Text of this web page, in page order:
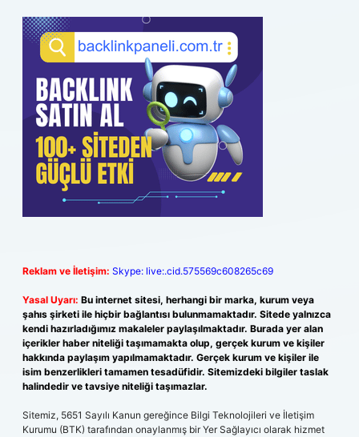
Reklam ve İletişim: Skype: live:.cid.575569c608265c69
Yasal Uyarı: Bu internet sitesi, herhangi bir marka, kurum veya
şahıs şirketi ile hiçbir bağlantısı bulunmamaktadır. Sitede yalnızca
kendi hazırladığımız makaleler paylaşılmaktadır. Burada yer alan
içerikler haber niteliği taşımamakta olup, gerçek kurum ve kişiler
hakkında paylaşım yapılmamaktadır. Gerçek kurum ve kişiler ile
isim benzerlikleri tamamen tesadüfidir. Sitemizdeki bilgiler taslak
halindedir ve tavsiye niteliği taşımazlar.
Sitemiz, 5651 Sayılı Kanun gereğince Bilgi Teknolojileri ve İletişim
Kurumu (BTK) tarafından onaylanmış bir Yer Sağlayıcı olarak hizmet